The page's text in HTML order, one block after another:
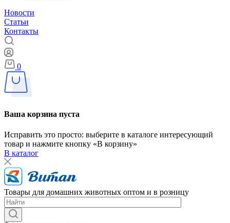
Новости
Статьи
Контакты
0
Ваша корзина пуста
Исправить это просто: выберите в каталоге интересующий
товар и нажмите кнопку «В корзину»
В каталог
Товары для домашних животных оптом и в розницу